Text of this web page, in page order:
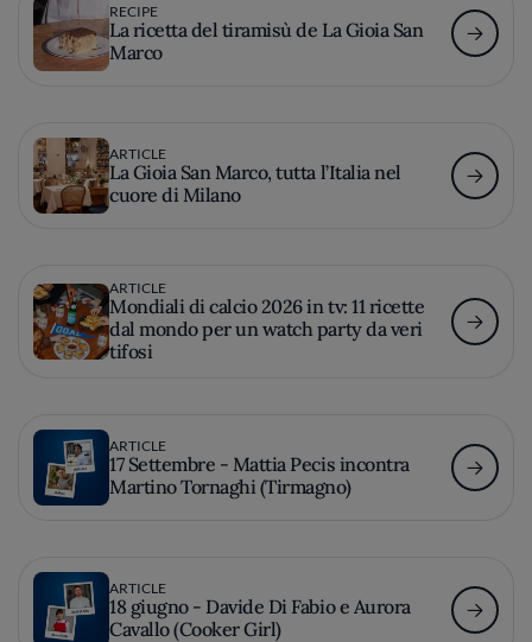
RECIPE
La ricetta del tiramisù de La Gioia San
Marco
ARTICLE
La Gioia San Marco, tutta l’Italia nel
cuore di Milano
ARTICLE
Mondiali di calcio 2026 in tv: 11 ricette
dal mondo per un watch party da veri
tifosi
ARTICLE
17 Settembre - Mattia Pecis incontra
Martino Tornaghi (Tirmagno)
ARTICLE
18 giugno - Davide Di Fabio e Aurora
Cavallo (Cooker Girl)